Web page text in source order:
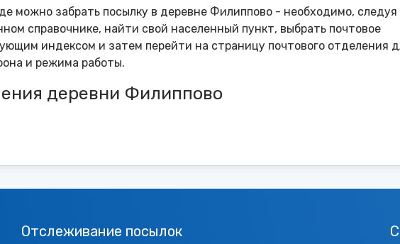
можно забрать посылку в деревне Филиппово - необходимо, следуя
справочнике, найти свой населенный пункт, выбрать почтовое
индексом и затем перейти на страницу почтового отделения
и режима работы.
деревни Филиппово
Отслеживание посылок